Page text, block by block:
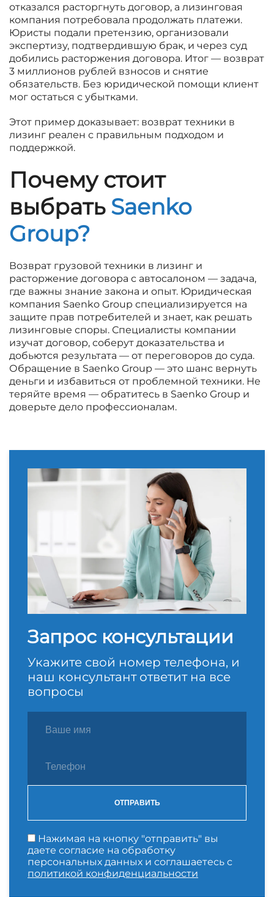
отказался расторгнуть договор, а лизинговая
компания потребовала продолжать платежи.
Юристы подали претензию, организовали
экспертизу, подтвердившую брак, и через суд
добились расторжения договора. Итог — возврат
3 миллионов рублей взносов и снятие
обязательств. Без юридической помощи клиент
мог остаться с убытками.
Этот пример доказывает: возврат техники в
лизинг реален с правильным подходом и
поддержкой.
Почему стоит
выбрать Saenko
Group?
Возврат грузовой техники в лизинг и
расторжение договора с автосалоном — задача,
где важны знание закона и опыт. Юридическая
компания Saenko Group специализируется на
защите прав потребителей и знает, как решать
лизинговые споры. Специалисты компании
изучат договор, соберут доказательства и
добьются результата — от переговоров до суда.
Обращение в Saenko Group — это шанс вернуть
деньги и избавиться от проблемной техники. Не
теряйте время — обратитесь в Saenko Group и
доверьте дело профессионалам.
Запрос консультации
Укажите свой номер телефона, и
наш консультант ответит на все
вопросы
ОТПРАВИТЬ
Нажимая на кнопку "отправить" вы
даете согласие на обработку
персональных данных и соглашаетесь с
политикой конфиденциальности